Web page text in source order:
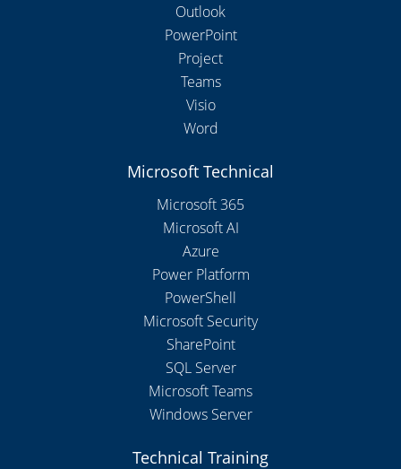
Outlook
PowerPoint
Project
Teams
Visio
Word
Microsoft Technical
Microsoft 365
Microsoft AI
Azure
Power Platform
PowerShell
Microsoft Security
SharePoint
SQL Server
Microsoft Teams
Windows Server
Technical Training